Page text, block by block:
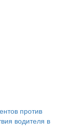
против
водителя в